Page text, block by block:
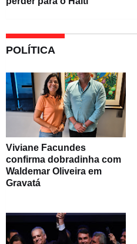
POLÍTICA
Viviane Facundes
confirma dobradinha com
Waldemar Oliveira em
Gravatá